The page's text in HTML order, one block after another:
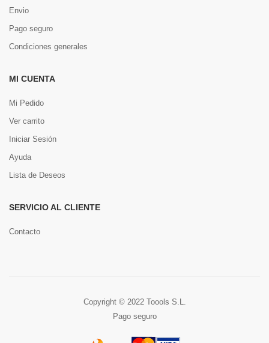
Envio
Pago seguro
Condiciones generales
MI CUENTA
Mi Pedido
Ver carrito
Iniciar Sesión
Ayuda
Lista de Deseos
SERVICIO AL CLIENTE
Contacto
Copyright © 2022 Toools S.L.
Pago seguro